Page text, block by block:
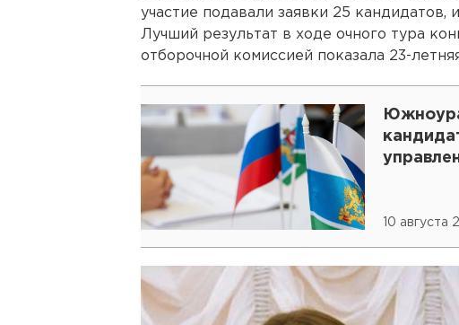
участие подавали заявки 25 кандидатов,
Лучший результат в ходе очного тура
отборочной комиссией показала 23-
10